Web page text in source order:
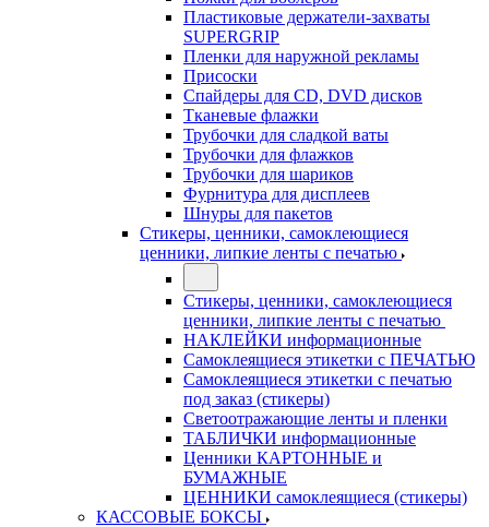
Пластиковые держатели-захваты
SUPERGRIP
Пленки для наружной рекламы
Присоски
Спайдеры для CD, DVD дисков
Тканевые флажки
Трубочки для сладкой ваты
Трубочки для флажков
Трубочки для шариков
Фурнитура для дисплеев
Шнуры для пакетов
Стикеры, ценники, самоклеющиеся
ценники, липкие ленты с печатью
Стикеры, ценники, самоклеющиеся
ценники, липкие ленты с печатью
НАКЛЕЙКИ информационные
Самоклеящиеся этикетки с ПЕЧАТЬЮ
Самоклеящиеся этикетки с печатью
под заказ (стикеры)
Светоотражающие ленты и пленки
ТАБЛИЧКИ информационные
Ценники КАРТОННЫЕ и
БУМАЖНЫЕ
ЦЕННИКИ самоклеящиеся (стикеры)
КАССОВЫЕ БОКСЫ